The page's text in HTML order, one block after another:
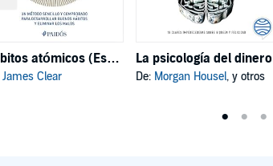
Hábitos atómicos (Español neutro)
James Clear
La psicología del dinero
De: Morgan Housel, y otros